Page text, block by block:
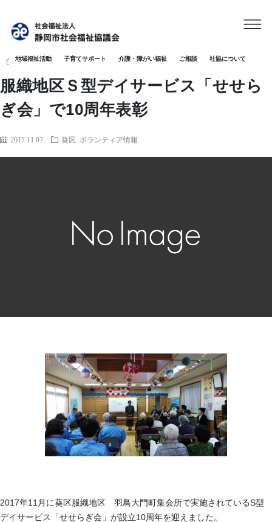
地域福祉活動 子育てサポート 介護・障がい福祉 ご相談 社協について
HOME 葵区 服織地区Ｓ型デイサービス「せせらぎ会」で10周年表彰
服織地区Ｓ型デイサービス「せせら
ぎ会」で10周年表彰
2017.11.07 葵区 ボランティア情報
2017年11月に葵区服織地区 羽鳥大門町集会所で実施されているS型
デイサービス「せせらぎ会」が設立10周年を迎えました。